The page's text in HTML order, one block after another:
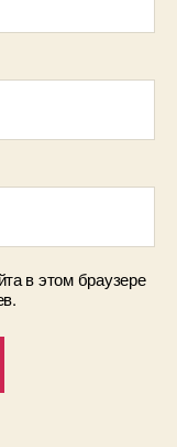
в этом браузере